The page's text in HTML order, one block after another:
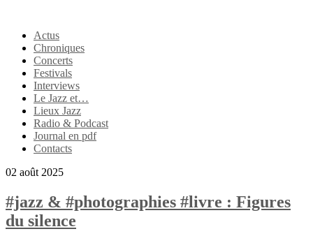
Actus
Chroniques
Concerts
Festivals
Interviews
Le Jazz et…
Lieux Jazz
Radio & Podcast
Journal en pdf
Contacts
02 août 2025
#jazz & #photographies #livre : Figures
du silence